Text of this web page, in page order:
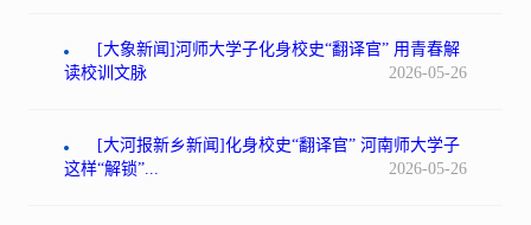
[大象新闻]河师大学子化身校史“翻译官” 用青春解
读校训文脉
2026-05-26
[大河报新乡新闻]化身校史“翻译官” 河南师大学子
这样“解锁”...
2026-05-26